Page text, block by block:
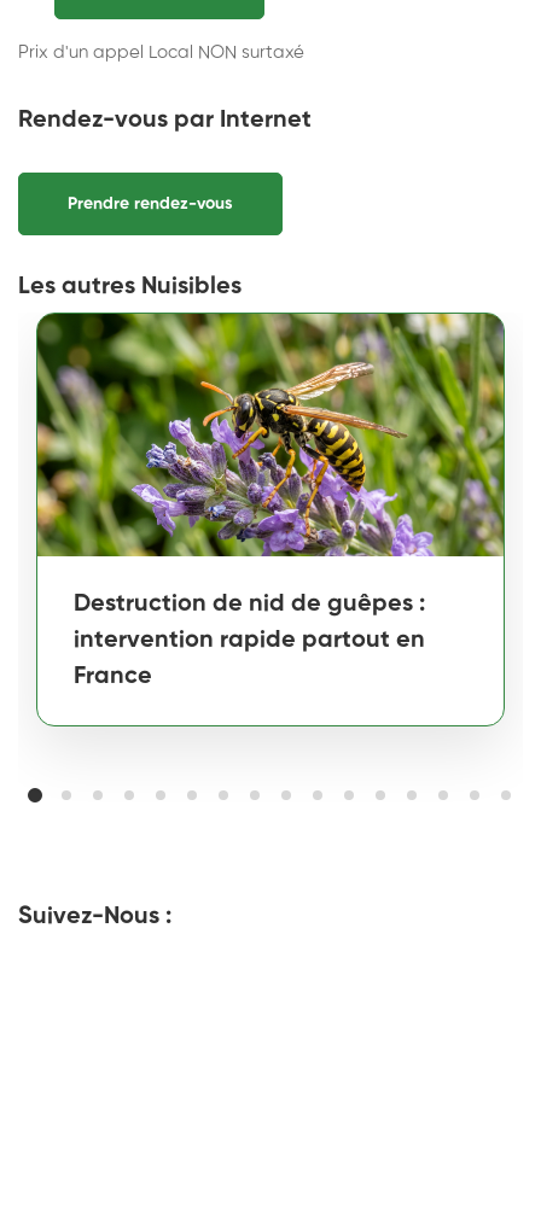
Prix d'un appel Local NON surtaxé
Rendez-vous par Internet
Prendre rendez-vous
Les autres Nuisibles
Destruction de nid de guêpes :
intervention rapide partout en
France
Suivez-Nous :